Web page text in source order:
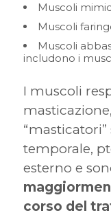
Muscoli
Muscoli
Muscoli
includono i
I muscoli
temporale,
esterno e
corso del